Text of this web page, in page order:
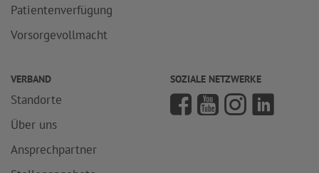
Patientenverfügung
Vorsorgevollmacht
VERBAND
Standorte
Über uns
Ansprechpartner
SOZIALE NETZWERKE